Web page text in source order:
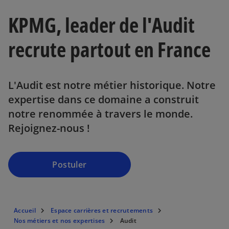
KPMG, leader de l'Audit
recrute partout en France
L'Audit est notre métier historique. Notre
expertise dans ce domaine a construit
notre renommée à travers le monde.
Rejoignez-nous !
Postuler
’
o
u
v
e
d
a
n
s
n
v
e
Accueil
Espace carrières et recrutements
Nos métiers et nos expertises
Audit